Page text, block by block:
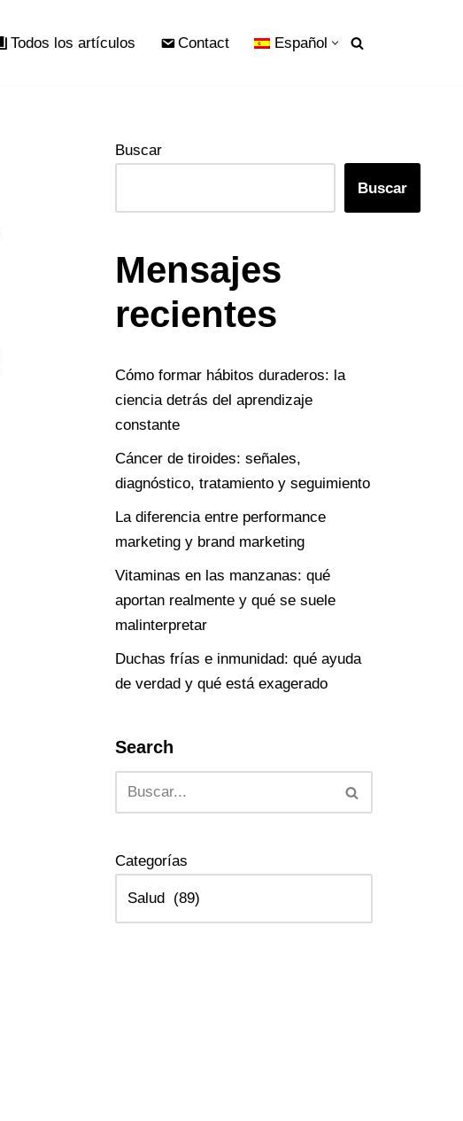
Todos los artículos Contact Español
Buscar
Buscar
Mensajes
recientes
Cómo formar hábitos duraderos: la
ciencia detrás del aprendizaje
constante
Cáncer de tiroides: señales,
diagnóstico, tratamiento y seguimiento
La diferencia entre performance
marketing y brand marketing
Vitaminas en las manzanas: qué
aportan realmente y qué se suele
malinterpretar
Duchas frías e inmunidad: qué ayuda
de verdad y qué está exagerado
Search
Categorías